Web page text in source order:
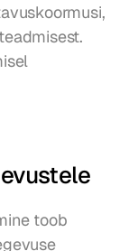
toob